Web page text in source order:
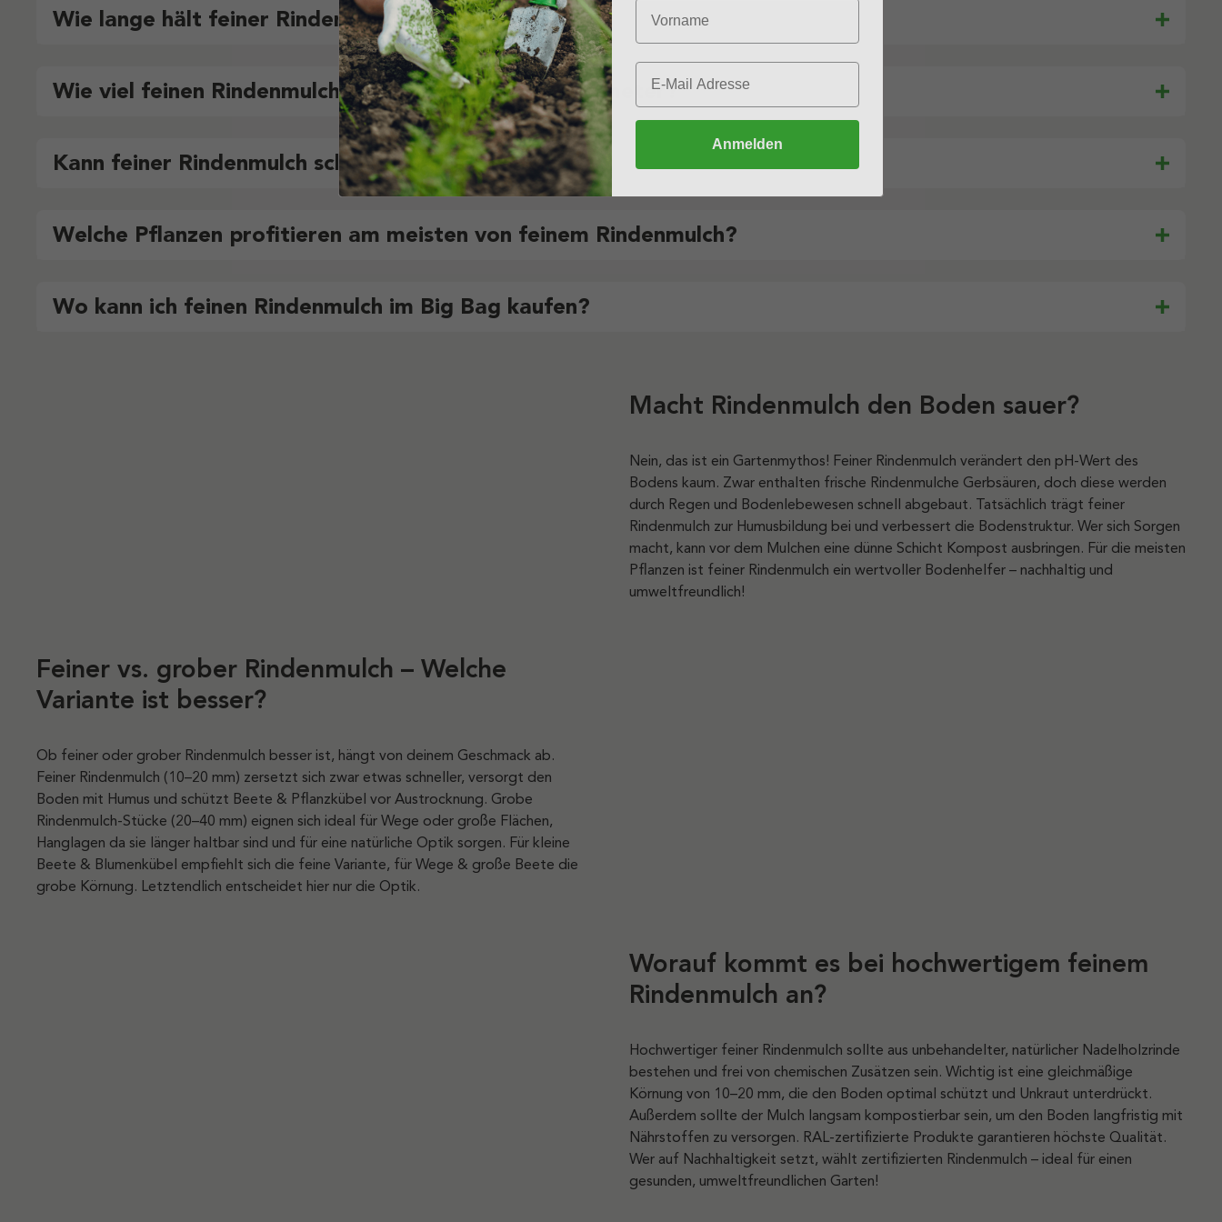
Wie lange hält feiner Rindenmulch im Garten?
Wie viel feinen Rindenmulch brauche ich pro Quadratmeter?
Kann feiner Rindenmulch schimmeln?
Welche Pflanzen profitieren am meisten von feinem Rindenmulch?
Wo kann ich feinen Rindenmulch im Big Bag kaufen?
Macht Rindenmulch den Boden sauer?
Nein, das ist ein Gartenmythos! Feiner Rindenmulch verändert den pH-Wert des
Bodens kaum. Zwar enthalten frische Rindenmulche Gerbsäuren, doch diese werden
durch Regen und Bodenlebewesen schnell abgebaut. Tatsächlich trägt feiner
Rindenmulch zur Humusbildung bei und verbessert die Bodenstruktur. Wer sich Sorgen
macht, kann vor dem Mulchen eine dünne Schicht Kompost ausbringen. Für die meisten
Pflanzen ist feiner Rindenmulch ein wertvoller Bodenhelfer – nachhaltig und
umweltfreundlich!
Feiner vs. grober Rindenmulch – Welche
Variante ist besser?
Ob feiner oder grober Rindenmulch besser ist, hängt von deinem Geschmack ab.
Feiner Rindenmulch (10–20 mm) zersetzt sich zwar etwas schneller, versorgt den
Boden mit Humus und schützt Beete & Pflanzkübel vor Austrocknung. Grobe
Rindenmulch-Stücke (20–40 mm) eignen sich ideal für Wege oder große Flächen,
Hanglagen da sie länger haltbar sind und für eine natürliche Optik sorgen. Für kleine
Beete & Blumenkübel empfiehlt sich die feine Variante, für Wege & große Beete die
grobe Körnung. Letztendlich entscheidet hier nur die Optik.
Worauf kommt es bei hochwertigem feinem
Rindenmulch an?
Hochwertiger feiner Rindenmulch sollte aus unbehandelter, natürlicher Nadelholzrinde
bestehen und frei von chemischen Zusätzen sein. Wichtig ist eine gleichmäßige
Körnung von 10–20 mm, die den Boden optimal schützt und Unkraut unterdrückt.
Außerdem sollte der Mulch langsam kompostierbar sein, um den Boden langfristig mit
Nährstoffen zu versorgen. RAL-zertifizierte Produkte garantieren höchste Qualität.
Wer auf Nachhaltigkeit setzt, wählt zertifizierten Rindenmulch – ideal für einen
gesunden, umweltfreundlichen Garten!
Anmelden